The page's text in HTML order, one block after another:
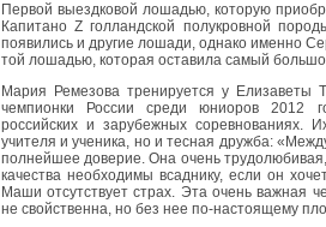
Первой выездковой лошадью, которую
Капитано Z голландской полукровной
появились и другие лошади, однако именно
той лошадью, которая оставила самый
Мария Ремезова тренируется у Елизаветы
чемпионки России среди юниоров 2012
российских и зарубежных соревнованиях.
учителя и ученика, но и тесная дружба:
полнейшее доверие. Она очень
качества необходимы всаднику, если он
Маши отсутствует страх. Эта очень важная
не свойственна, но без нее по-настоящему